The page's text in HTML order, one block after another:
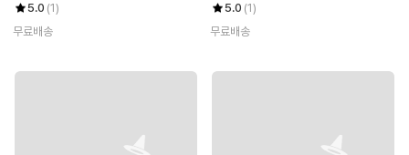
5.0 (1)
무료배송
5.0 (1)
무료배송